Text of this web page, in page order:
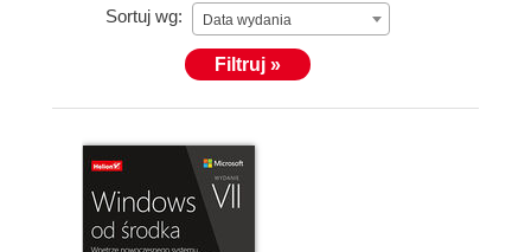
Sortuj wg: Data wydania
Filtruj »